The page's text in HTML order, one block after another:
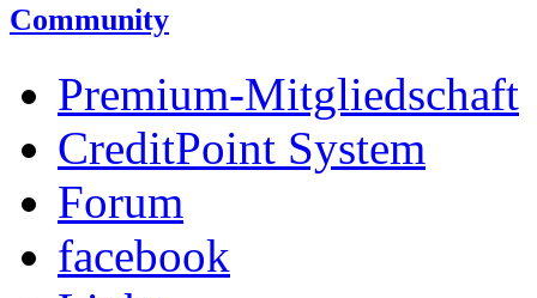
Community
Premium-Mitgliedschaft
CreditPoint System
Forum
facebook